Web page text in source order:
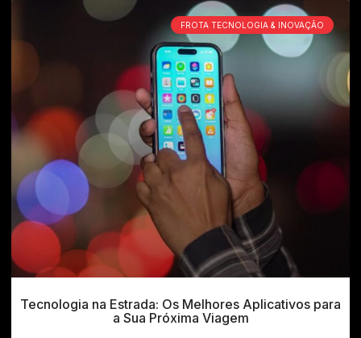
FROTA TECNOLOGIA & INOVAÇÃO
Tecnologia na Estrada: Os Melhores Aplicativos para
a Sua Próxima Viagem